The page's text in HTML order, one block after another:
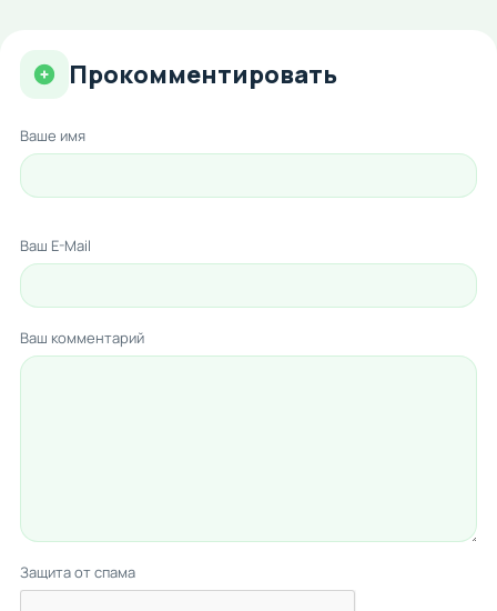
Прокомментировать
Ваше имя
Ваш E-Mail
Ваш комментарий
Защита от спама